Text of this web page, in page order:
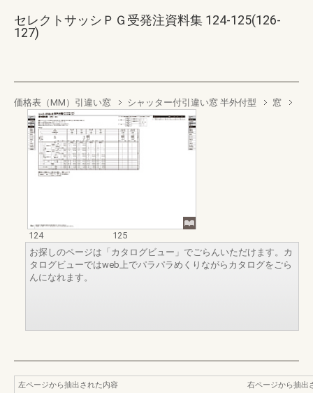
セレクトサッシＰＧ受発注資料集 124-125(126-
127)
価格表（MM）引違い窓 シャッター付引違い窓 半外付型 窓
124
125
お探しのページは「カタログビュー」でごらんいただけます。カ
タログビューではweb上でパラパラめくりながらカタログをごら
んになれます。
左ページから抽出された内容
右ページから抽出